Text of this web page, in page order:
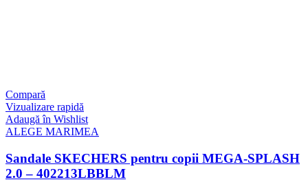
Compară
Vizualizare rapidă
Adaugă în Wishlist
ALEGE MARIMEA
Sandale SKECHERS pentru copii MEGA-SPLASH
2.0 – 402213LBBLM